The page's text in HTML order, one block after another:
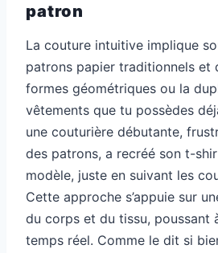
patron
La couture intuitive implique
patrons papier traditionnels et
formes géométriques ou la
vêtements que tu possèdes
une couturière débutante,
des patrons, a recréé son t-
modèle, juste en suivant les
Cette approche s’appuie sur
du corps et du tissu, poussant
temps réel. Comme le dit si